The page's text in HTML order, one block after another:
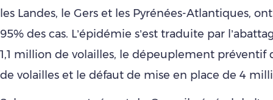
les Landes, le Gers et les Pyrénées-Atlantiques,
95% des cas. L’épidémie s’est traduite par
1,1 million de volailles, le dépeuplement préventif
de volailles et le défaut de mise en place de 4